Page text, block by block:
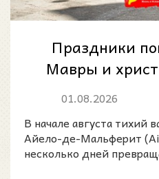
Праздники
Мавры и
де-
01.08.2026
В начале августа тихий
Айело-де-Мальферит
несколько дней